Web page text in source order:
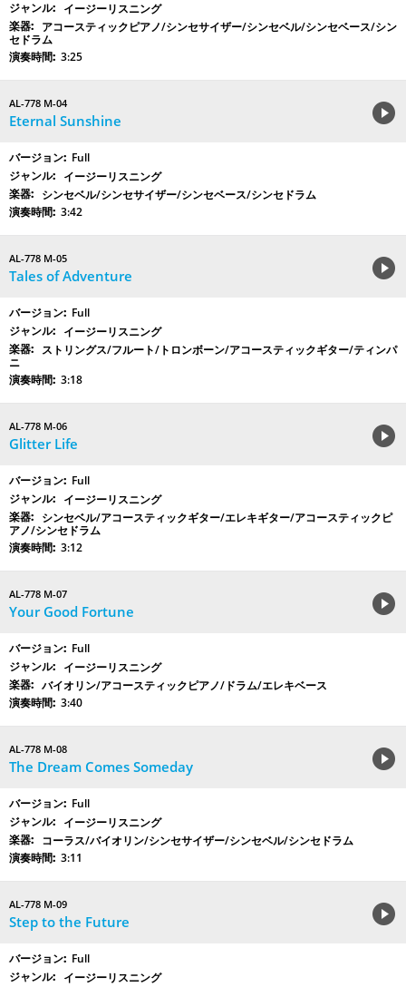
イージーリスニング
アコースティックピアノ/シンセサイザー/シンセベル/シンセベース/シン
セドラム
3:25
AL-778 M-04
Eternal Sunshine
Full
イージーリスニング
シンセベル/シンセサイザー/シンセベース/シンセドラム
3:42
AL-778 M-05
Tales of Adventure
Full
イージーリスニング
ストリングス/フルート/トロンボーン/アコースティックギター/ティンパ
ニ
3:18
AL-778 M-06
Glitter Life
Full
イージーリスニング
シンセベル/アコースティックギター/エレキギター/アコースティックピ
アノ/シンセドラム
3:12
AL-778 M-07
Your Good Fortune
Full
イージーリスニング
バイオリン/アコースティックピアノ/ドラム/エレキベース
3:40
AL-778 M-08
The Dream Comes Someday
Full
イージーリスニング
コーラス/バイオリン/シンセサイザー/シンセベル/シンセドラム
3:11
AL-778 M-09
Step to the Future
Full
イージーリスニング